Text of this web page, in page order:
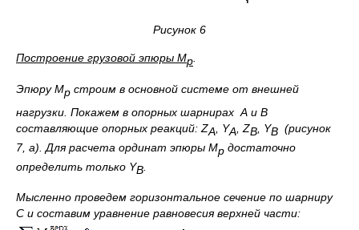
Рисунок 6
Построение грузовой эпюры Мр
Эпюру Мр строим в основной системе от внешней
нагрузки. Покажем в опорных шарнирах А и В
составляющие опорных реакций: ZA YA ZB YB (рисунок
7, а). Для расчета ординат эпюры Мр достаточно
определить только YВ
Мысленно проведем горизонтальное сечение по шарниру
С и составим уравнение равновесия верхней части: